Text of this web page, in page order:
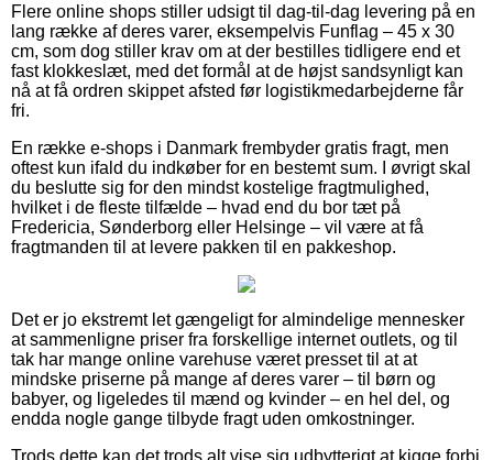
Flere online shops stiller udsigt til dag-til-dag levering på en
lang række af deres varer, eksempelvis Funflag – 45 x 30
cm, som dog stiller krav om at der bestilles tidligere end et
fast klokkeslæt, med det formål at de højst sandsynligt kan
nå at få ordren skippet afsted før logistikmedarbejderne får
fri.
En række e-shops i Danmark frembyder gratis fragt, men
oftest kun ifald du indkøber for en bestemt sum. I øvrigt skal
du beslutte sig for den mindst kostelige fragtmulighed,
hvilket i de fleste tilfælde – hvad end du bor tæt på
Fredericia, Sønderborg eller Helsinge – vil være at få
fragtmanden til at levere pakken til en pakkeshop.
Det er jo ekstremt let gængeligt for almindelige mennesker
at sammenligne priser fra forskellige internet outlets, og til
tak har mange online varehuse været presset til at at
mindske priserne på mange af deres varer – til børn og
babyer, og ligeledes til mænd og kvinder – en hel del, og
endda nogle gange tilbyde fragt uden omkostninger.
Trods dette kan det trods alt vise sig udbytterigt at kigge forbi